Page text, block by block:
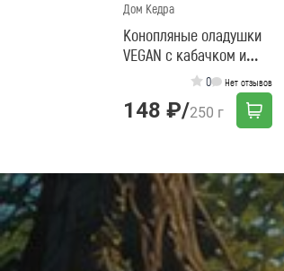
Дом Кедра
Конопляные оладушки
VEGAN c кабачком и
0 Нет отзывов
148 ₽/250 г